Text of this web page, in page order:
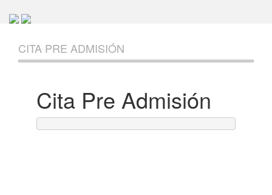
content
CITA PRE ADMISIÓN
Cita Pre Admisión